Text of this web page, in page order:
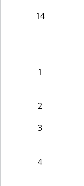
14
1
2
3
4